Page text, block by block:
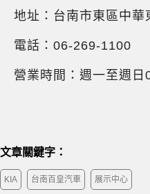
地址：台南市東區中華
電話：06-269-1100
營業時間：週一至週
文章關鍵字：
KIA 台南百皇汽車 展示中心